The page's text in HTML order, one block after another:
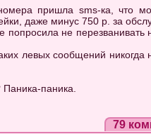
пришла sms-ка, что
даже минус 750 р. за
попросила не
левых сообщений никогда
паника.
79